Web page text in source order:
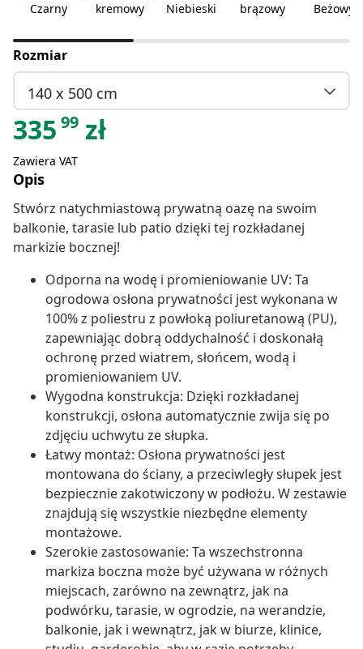
Czarny kremowy Niebieski brązowy Beżowy
Rozmiar
140 x 500 cm
335 99 zł
Zawiera VAT
Opis
Stwórz natychmiastową prywatną oazę na swoim
balkonie, tarasie lub patio dzięki tej rozkładanej
markizie bocznej!
Odporna na wodę i promieniowanie UV: Ta
ogrodowa osłona prywatności jest wykonana w
100% z poliestru z powłoką poliuretanową (PU),
zapewniając dobrą oddychalność i doskonałą
ochronę przed wiatrem, słońcem, wodą i
promieniowaniem UV.
Wygodna konstrukcja: Dzięki rozkładanej
konstrukcji, osłona automatycznie zwija się po
zdjęciu uchwytu ze słupka.
Łatwy montaż: Osłona prywatności jest
montowana do ściany, a przeciwległy słupek jest
bezpiecznie zakotwiczony w podłożu. W zestawie
znajdują się wszystkie niezbędne elementy
montażowe.
Szerokie zastosowanie: Ta wszechstronna
markiza boczna może być używana w różnych
miejscach, zarówno na zewnątrz, jak na
podwórku, tarasie, w ogrodzie, na werandzie,
balkonie, jak i wewnątrz, jak w biurze, klinice,